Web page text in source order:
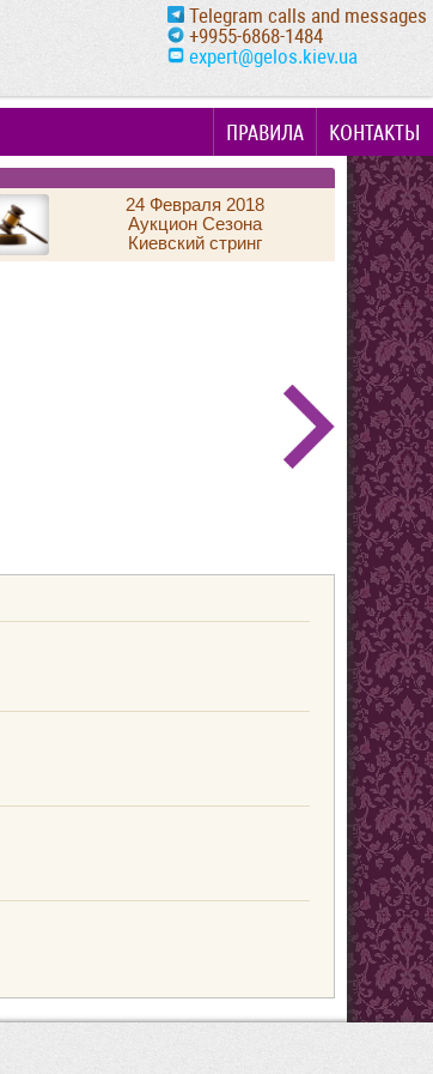
Telegram calls and messages
+9955-6868-1484
expert@gelos.kiev.ua
КОНТАКТЫ
ПРАВИЛА
24 Февраля 2018
Аукцион Сезона
Киевский стринг